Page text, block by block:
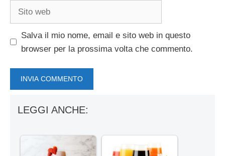
Salva il mio nome, email e sito web in questo
browser per la prossima volta che commento.
LEGGI ANCHE: